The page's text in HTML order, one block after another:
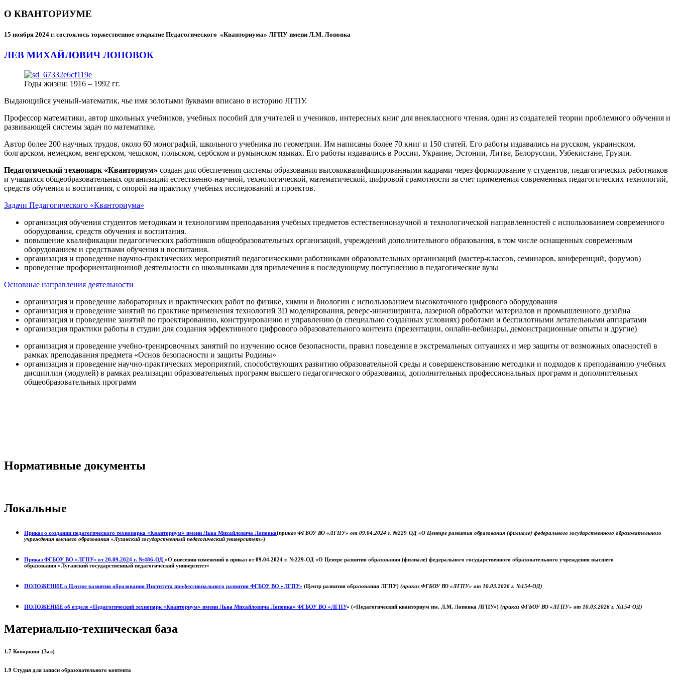
О КВАНТОРИУМЕ
15 ноября 2024 г. состоялось торжественное открытие Педагогического «Кванториума» ЛГПУ имени Л.М. Лоповка
ЛЕВ МИХАЙЛОВИЧ ЛОПОВОК
Годы жизни: 1916 – 1992 гг.
Выдающийся ученый-математик, чье имя золотыми буквами вписано в историю ЛГПУ.
Профессор математики, автор школьных учебников, учебных пособий для учителей и учеников, интересных книг для внеклассного чтения, один из создателей теории проблемного обучения и
развивающей системы задач по математике.
Автор более 200 научных трудов, около 60 монографий, школьного учебника по геометрии. Им написаны более 70 книг и 150 статей. Его работы издавались на русском, украинском,
болгарском, немецком, венгерском, чешском, польском, сербском и румынском языках. Его работы издавались в России, Украине, Эстонии, Литве, Белоруссии, Узбекистане, Грузии.
Педагогический технопарк «Кванториум» создан для обеспечения системы образования высококвалифицированными кадрами через формирование у студентов, педагогических работников
и учащихся общеобразовательных организаций естественно-научной, технологической, математической, цифровой грамотности за счет применения современных педагогических технологий,
средств обучения и воспитания, с опорой на практику учебных исследований и проектов.
Задачи Педагогического «Кванториума»
организация обучения студентов методикам и технологиям преподавания учебных предметов естественнонаучной и технологической направленностей с использованием современного
оборудования, средств обучения и воспитания.
повышение квалификации педагогических работников общеобразовательных организаций, учреждений дополнительного образования, в том числе оснащенных современным
оборудованием и средствами обучения и воспитания.
организация и проведение научно-практических мероприятий педагогическими работниками образовательных организаций (мастер-классов, семинаров, конференций, форумов)
проведение профориентационной деятельности со школьниками для привлечения к последующему поступлению в педагогические вузы
Основные направления деятельности
организация и проведение лабораторных и практических работ по физике, химии и биологии с использованием высокоточного цифрового оборудования
организация и проведение занятий по практике применения технологий 3D моделирования, реверс-инжиниринга, лазерной обработки материалов и промышленного дизайна
организация и проведение занятий по проектированию, конструированию и управлению (в специально созданных условиях) роботами и беспилотными летательными аппаратами
организация практики работы в студии для создания эффективного цифрового образовательного контента (презентации, онлайн-вебинары, демонстрационные опыты и другие)
организация и проведение учебно-тренировочных занятий по изучению основ безопасности, правил поведения в экстремальных ситуациях и мер защиты от возможных опасностей в
рамках преподавания предмета «Основ безопасности и защиты Родины»
организация и проведение научно-практических мероприятий, способствующих развитию образовательной среды и совершенствованию методики и подходов к преподаванию учебных
дисциплин (модулей) в рамках реализации образовательных программ высшего педагогического образования, дополнительных профессиональных программ и дополнительных
общеобразовательных программ
Нормативные документы
Локальные
Приказ о создании педагогического технопарка «Кванториум» имени Льва Михайловича Лоповка(приказ ФГБОУ ВО «ЛГПУ» от 09.04.2024 г. №229-ОД «О Центре развития образования (филиале) федерального государственного образовательного
учреждения высшего образования «Луганский государственный педагогический университет»)
Приказ ФГБОУ ВО «ЛГПУ» от 20.09.2024 г. №486-ОД «О внесении изменений в приказ от 09.04.2024 г. №229-ОД «О Центре развития образования (филиале) федерального государственного образовательного учреждения высшего
образования «Луганский государственный педагогический университет»
ПОЛОЖЕНИЕ о Центре развития образования Института профессионального развития ФГБОУ ВО «ЛГПУ» (Центр развития образования ЛГПУ) (приказ ФГБОУ ВО «ЛГПУ» от 10.03.2026 г. №154-ОД)
ПОЛОЖЕНИЕ об отделе «Педагогический технопарк «Кванториум» имени Льва Михайловича Лоповка» ФГБОУ ВО «ЛГПУ» («Педагогический кванториум им. Л.М. Лоповка ЛГПУ») (приказ ФГБОУ ВО «ЛГПУ» от 10.03.2026 г. №154-ОД)
Материально-техническая база
1.7 Коворкинг (Зал)
1.9 Студия для записи образовательного контента